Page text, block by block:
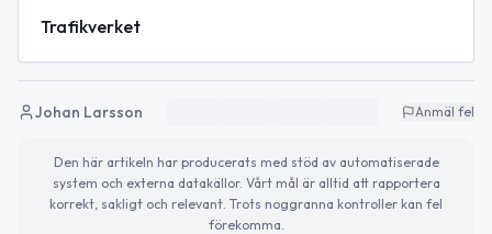
Trafikverket
Johan Larsson Anmäl fel
Den här artikeln har producerats med stöd av automatiserade
system och externa datakällor. Vårt mål är alltid att rapportera
korrekt, sakligt och relevant. Trots noggranna kontroller kan fel
förekomma.